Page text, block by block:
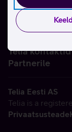
Telia kontaktid
Partnerile
Telia Eesti AS
Telia is a
Privaatsusteade